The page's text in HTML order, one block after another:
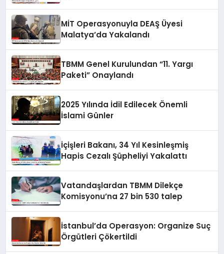
MİT Operasyonuyla DEAŞ Üyesi
Malatya’da Yakalandı
TBMM Genel Kurulundan “11. Yargı
Paketi” Onaylandı
2025 Yılında İdil Edilecek Önemli
İslami Günler
İçişleri Bakanı, 34 Yıl Kesinleşmiş
Hapis Cezalı Şüpheliyi Yakalattı
Vatandaşlardan TBMM Dilekçe
Komisyonu’na 27 bin 530 talep
İstanbul’da Operasyon: Organize Suç
Örgütleri Çökertildi